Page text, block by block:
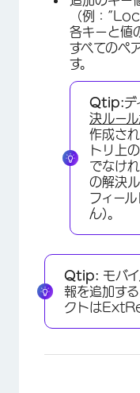
（例：
各キーと値
すべてのペ
す。
Qtip:デ
決ルー
作成さ
トリ上の
でなけ
の解決
フィー
ん)。
Qtip: モバ
報を追加す
クトは